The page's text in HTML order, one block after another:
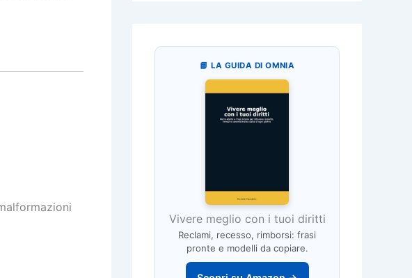
📘 LA GUIDA DI OMNIA
Vivere meglio con i tuoi diritti
Reclami, recesso, rimborsi: frasi
pronte e modelli da copiare.